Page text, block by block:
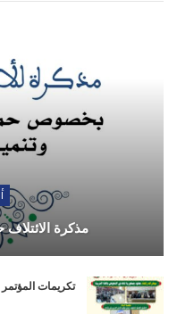
مذكرة الائتلاف
تكريمات المؤتمر